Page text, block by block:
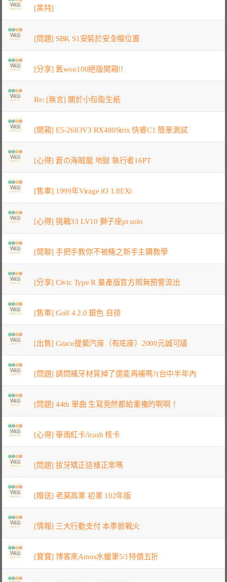
[黑特]
[問題] SBK S1安裝於安全帽位置
[分享] 舊woo100絕版開箱!!
Re: [無言] 關於小包衛生紙
[開箱] E5-2683V3 RX480Strix 快睿C1 簡單測試
[心得] 蒼の海賊龍 地獄 執行者16PT
[售車] 1999年Virage iO 1.8EXi
[心得] 挑戰33 LV10 獅子座pt solo
[閒聊] 手把手教你不被桶之新手主購教學
[分享] Civic Type R 量產版官方照無預警流出
[售車] Golf 4 2.0 銀色 自排
[出售] Graco提籃汽座（有底座）2000元誠可議
[問題] 請問補牙材質掉了還能再補嗎?(台中半年內
[問題] 44th 單曲 生寫竟然都給重複的啊啊！
[心得] 華南紅卡/icash 核卡
[問題] 拔牙矯正這樣正常嗎
[贈送] 老莫高業 初業 102年版
[情報] 三大行動支付 本季掀戰火
[寶寶] 博客來Amos水蠟筆5/1特價五折